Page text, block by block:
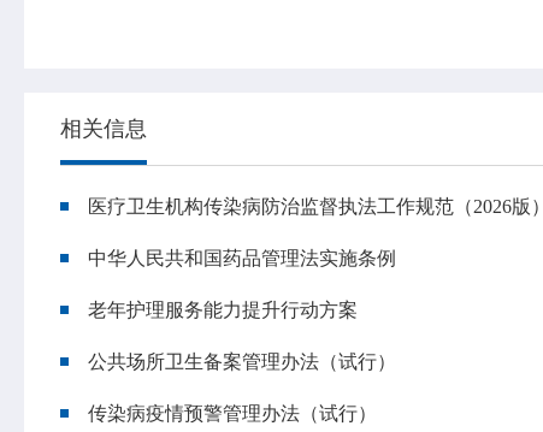
相关信息
医疗卫生机构传染病防治监督执法工作规范（2026版）
中华人民共和国药品管理法实施条例
老年护理服务能力提升行动方案
公共场所卫生备案管理办法（试行）
传染病疫情预警管理办法（试行）